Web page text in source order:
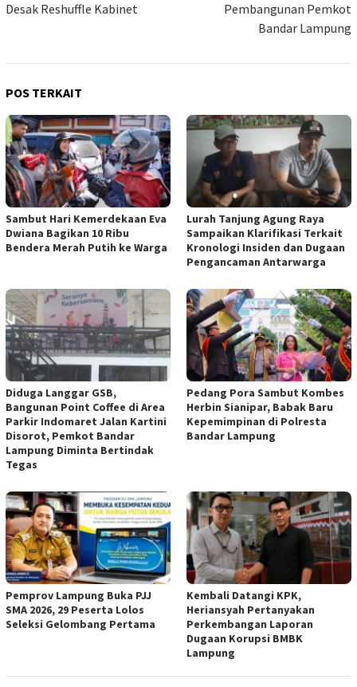
Desak Reshuffle Kabinet
Pembangunan Pemkot
Bandar Lampung
POS TERKAIT
Sambut Hari Kemerdekaan Eva
Dwiana Bagikan 10 Ribu
Bendera Merah Putih ke Warga
Lurah Tanjung Agung Raya
Sampaikan Klarifikasi Terkait
Kronologi Insiden dan Dugaan
Pengancaman Antarwarga
Diduga Langgar GSB,
Bangunan Point Coffee di Area
Parkir Indomaret Jalan Kartini
Disorot, Pemkot Bandar
Lampung Diminta Bertindak
Tegas
Pedang Pora Sambut Kombes
Herbin Sianipar, Babak Baru
Kepemimpinan di Polresta
Bandar Lampung
Pemprov Lampung Buka PJJ
SMA 2026, 29 Peserta Lolos
Seleksi Gelombang Pertama
Kembali Datangi KPK,
Heriansyah Pertanyakan
Perkembangan Laporan
Dugaan Korupsi BMBK
Lampung